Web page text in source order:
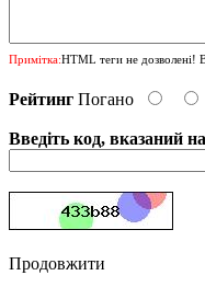
Примітка:HTML теги не дозволені!
Рейтинг Погано
Введіть код, вказаний
Продовжити